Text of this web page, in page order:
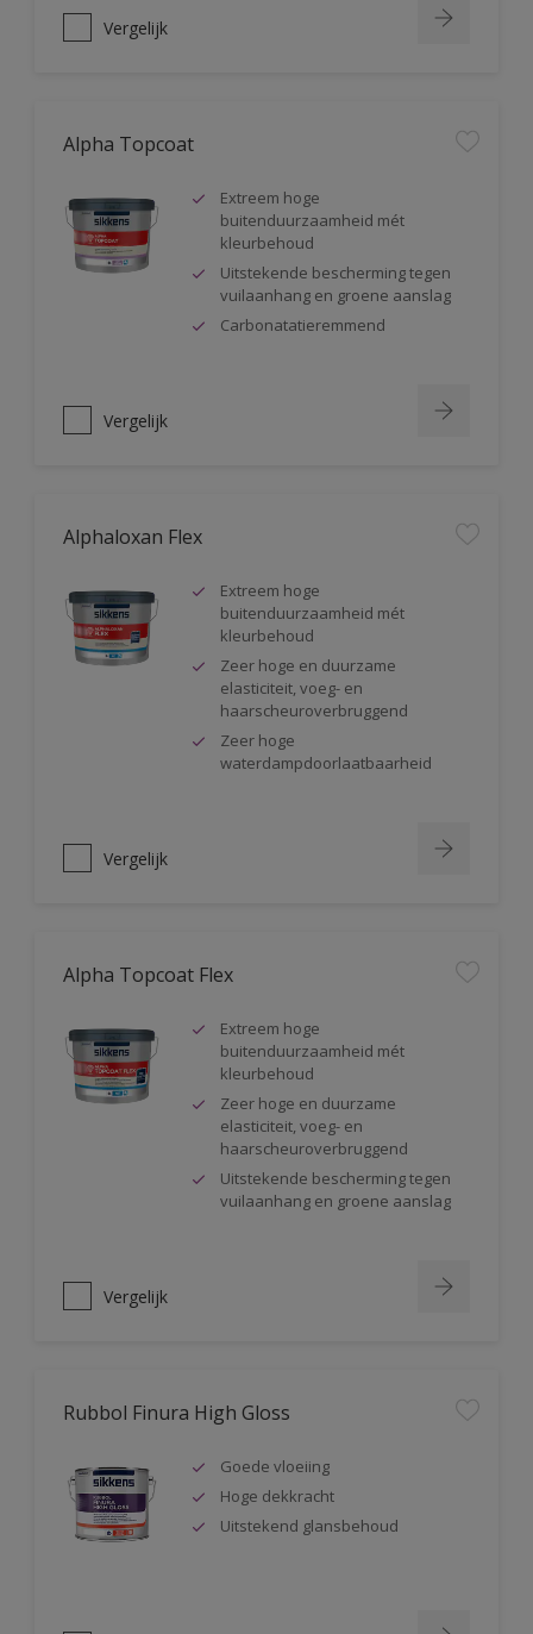
Vergelijk
Alpha Topcoat
Extreem hoge
buitenduurzaamheid mét
kleurbehoud
Uitstekende bescherming tegen
vuilaanhang en groene aanslag
Carbonatatieremmend
Vergelijk
Alphaloxan Flex
Extreem hoge
buitenduurzaamheid mét
kleurbehoud
Zeer hoge en duurzame
elasticiteit, voeg- en
haarscheuroverbruggend
Zeer hoge
waterdampdoorlaatbaarheid
Vergelijk
Alpha Topcoat Flex
Extreem hoge
buitenduurzaamheid mét
kleurbehoud
Zeer hoge en duurzame
elasticiteit, voeg- en
haarscheuroverbruggend
Uitstekende bescherming tegen
vuilaanhang en groene aanslag
Vergelijk
Rubbol Finura High Gloss
Goede vloeiing
Hoge dekkracht
Uitstekend glansbehoud